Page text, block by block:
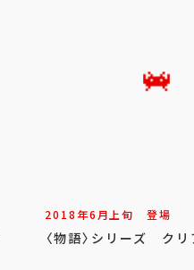
2018年6月上旬 登場
〈物語〉シリーズ クリ